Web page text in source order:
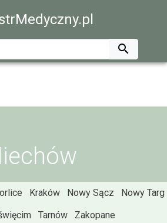

Kraków Nowy Sącz
Nowy Targ
Tarnów Zakopane